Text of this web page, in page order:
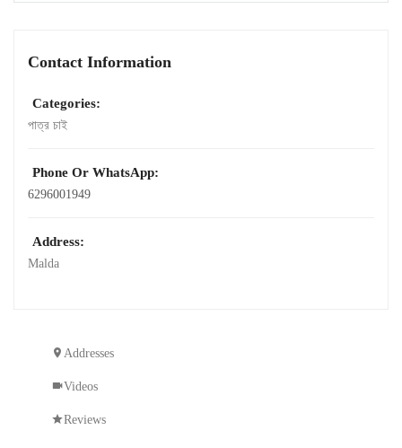
Contact Information
Categories:
পাত্র চাই
Phone Or WhatsApp:
6296001949
Address:
Malda
Addresses
Videos
Reviews